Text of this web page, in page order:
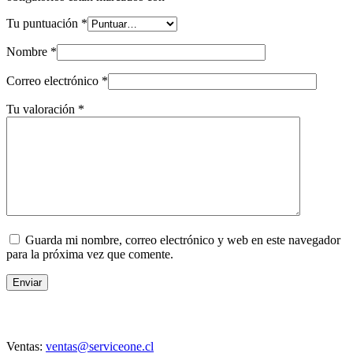
Tu puntuación *
Nombre *
Correo electrónico *
Tu valoración *
Guarda mi nombre, correo electrónico y web en este navegador
para la próxima vez que comente.
Enviar
Ventas: ventas@serviceone.cl